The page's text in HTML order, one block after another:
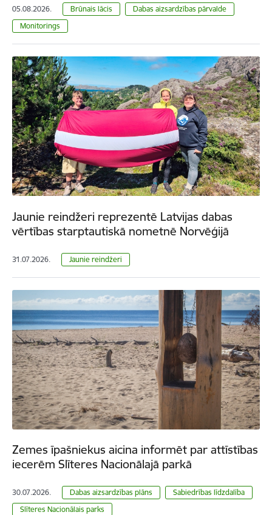
05.08.2026. Brūnais lācis
Dabas aizsardzības pārvalde
Monitorings
Jaunie reindžeri reprezentē Latvijas dabas
vērtības starptautiskā nometnē Norvēģijā
31.07.2026. Jaunie reindžeri
Zemes īpašniekus aicina informēt par attīstības
iecerēm Slīteres Nacionālajā parkā
30.07.2026. Dabas aizsardzības plāns
Sabiedrības līdzdalība
Slīteres Nacionālais parks